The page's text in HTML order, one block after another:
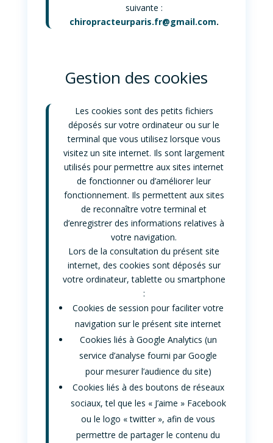
suivante :
chiropracteurparis.fr@gmail.com.
Gestion des cookies
Les cookies sont des petits fichiers
déposés sur votre ordinateur ou sur le
terminal que vous utilisez lorsque vous
visitez un site internet. Ils sont largement
utilisés pour permettre aux sites internet
de fonctionner ou d’améliorer leur
fonctionnement. Ils permettent aux sites
de reconnaître votre terminal et
d’enregistrer des informations relatives à
votre navigation.
Lors de la consultation du présent site
internet, des cookies sont déposés sur
votre ordinateur, tablette ou smartphone
:
Cookies de session pour faciliter votre
navigation sur le présent site internet
Cookies liés à Google Analytics (un
service d’analyse fourni par Google
pour mesurer l’audience du site)
Cookies liés à des boutons de réseaux
sociaux, tel que les « J’aime » Facebook
ou le logo « twitter », afin de vous
permettre de partager le contenu du